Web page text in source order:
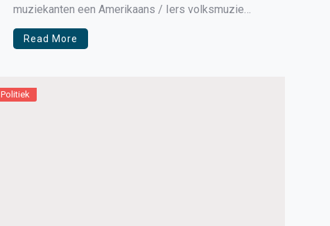
muziekanten een Amerikaans / Iers volksmuziek
avond met tunes en songs in het Eetcafé
Rumours te Medemblik .
Read More
Politiek